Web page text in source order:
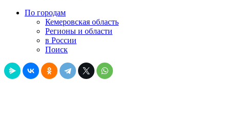
По городам
Кемеровская область
Регионы и области
в России
Поиск